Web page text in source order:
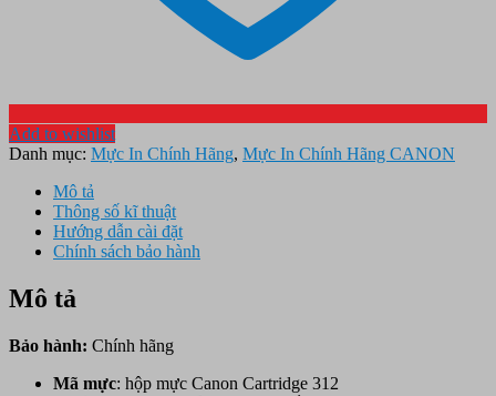
Add to wishlist
Danh mục: Mực In Chính Hãng, Mực In Chính Hãng CANON
Mô tả
Thông số kĩ thuật
Hướng dẫn cài đặt
Chính sách bảo hành
Mô tả
Bảo hành: Chính hãng
Mã mực: hộp mực Canon Cartridge 312